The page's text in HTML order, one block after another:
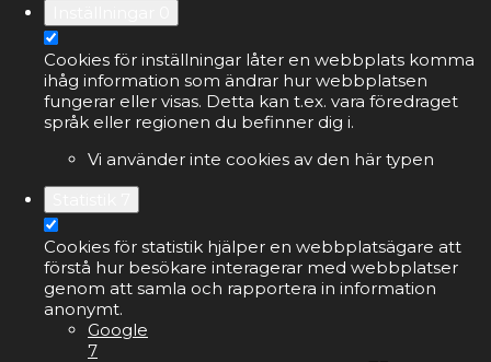
Cookies för inställningar låter en webbplats komma
ihåg information som ändrar hur webbplatsen
fungerar eller visas. Detta kan t.ex. vara föredraget
språk eller regionen du befinner dig i.
Vi använder inte cookies av den här typen
Cookies för statistik hjälper en webbplatsägare att
förstå hur besökare interagerar med webbplatser
genom att samla och rapportera in information
anonymt.
Google
7